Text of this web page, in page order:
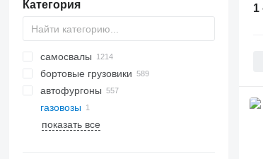
Категория
самосвалы
бортовые грузовики
автофургоны
газовозы
показать все
1